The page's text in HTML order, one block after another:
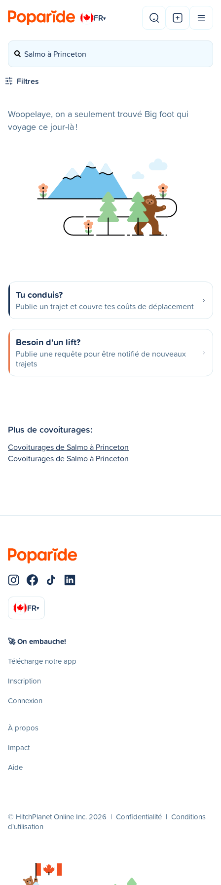
FR▾
Salmo à Princeton
Filtres
Woopelaye, on a seulement trouvé Big foot qui
voyage ce jour-là !
Tu conduis?
Publie un trajet et couvre tes coûts de déplacement
Besoin d'un lift?
Publie une requête pour être notifié de nouveaux
trajets
Plus de covoiturages:
Covoiturages de Salmo à Princeton
Covoiturages de Salmo à Princeton
FR▾
🚀 On embauche!
Télécharge notre app
Inscription
Connexion
À propos
Impact
Aide
© HitchPlanet Online Inc. 2026 | Confidentialité | Conditions
d'utilisation